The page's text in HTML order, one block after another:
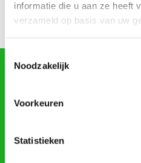
informatie die u aan ze heeft
verzameld op basis van uw
Noodzakelijk
Voorkeuren
Statistieken
UPDATE Bestel nu al je